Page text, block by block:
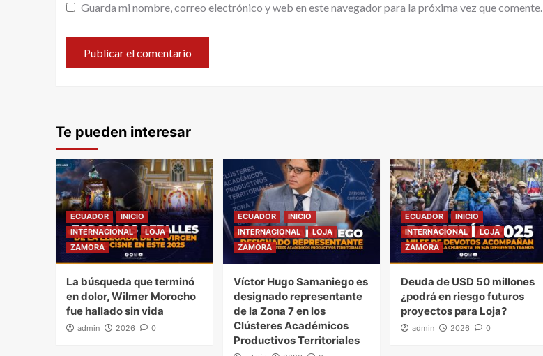
Guarda mi nombre, correo electrónico y web en este navegador para la próxima vez que comente.
Te pueden interesar
ECUADOR
INICIO
INTERNACIONAL
LOJA
ZAMORA
La búsqueda que terminó
en dolor, Wilmer Morocho
fue hallado sin vida
admin 2026 0
ECUADOR
INICIO
INTERNACIONAL
LOJA
ZAMORA
Víctor Hugo Samaniego es
designado representante
de la Zona 7 en los
Clústeres Académicos
Productivos Territoriales
ECUADOR
INICIO
INTERNACIONAL
LOJA
ZAMORA
Deuda de USD 50 millones
¿podrá en riesgo futuros
proyectos para Loja?
admin 2026 0